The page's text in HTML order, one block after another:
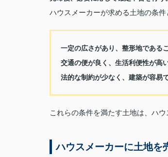
ハウスメーカーが求める土地の条
一定の広さがあり、整形地であるこ
交通の便が良く、生活利便性が高
法的な制約が少なく、建築が容易
これらの条件を満たす土地は、ハ
ハウスメーカーに土地を